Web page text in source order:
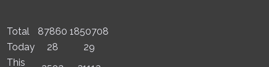
Total 87860 1850708
Today
28
29
This